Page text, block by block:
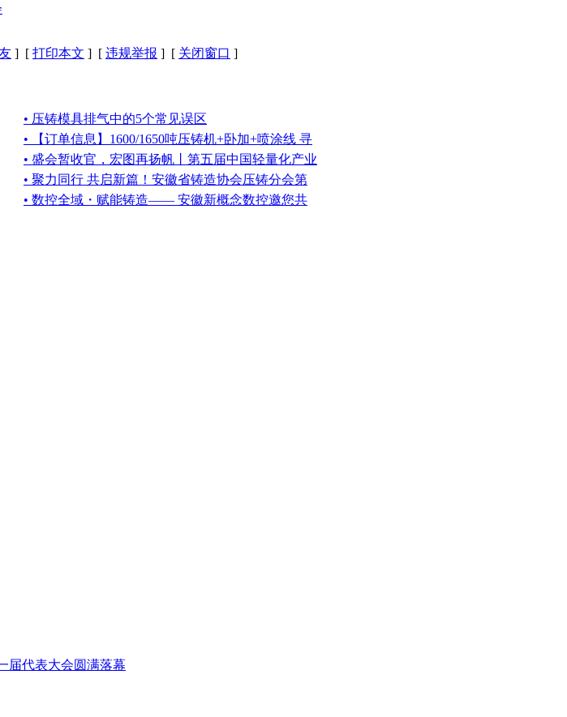
] [ 打印本文 ] [ 违规举报 ] [ 关闭窗口 ]
• 压铸模具排气中的5个常见误区
• 【订单信息】1600/1650吨压铸机+卧加+喷涂线 寻
• 盛会暂收官，宏图再扬帆丨第五届中国轻量化产业
• 聚力同行 共启新篇！安徽省铸造协会压铸分会第
• 数控全域・赋能铸造—— 安徽新概念数控邀您共
届代表大会圆满落幕